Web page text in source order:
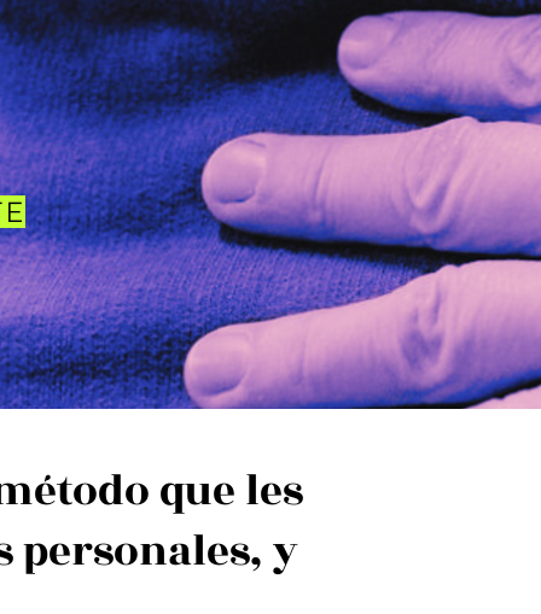
que les
personales, y